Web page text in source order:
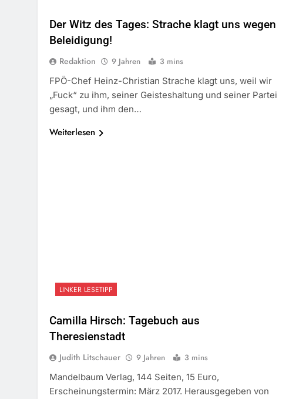
Der Witz des Tages: Strache klagt uns wegen
Beleidigung!
Redaktion 9 Jahren
3 mins
FPÖ-Chef Heinz-Christian Strache klagt uns, weil wir
„Fuck“ zu ihm, seiner Geisteshaltung und seiner Partei
gesagt, und ihm den…
Weiterlesen
LINKER LESETIPP
Camilla Hirsch: Tagebuch aus
Theresienstadt
Judith Litschauer 9 Jahren
3 mins
Mandelbaum Verlag, 144 Seiten, 15 Euro,
Erscheinungstermin: März 2017. Herausgegeben von